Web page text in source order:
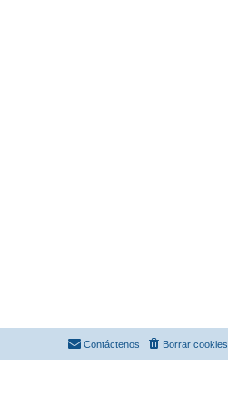
Borrar cookies
Contáctenos